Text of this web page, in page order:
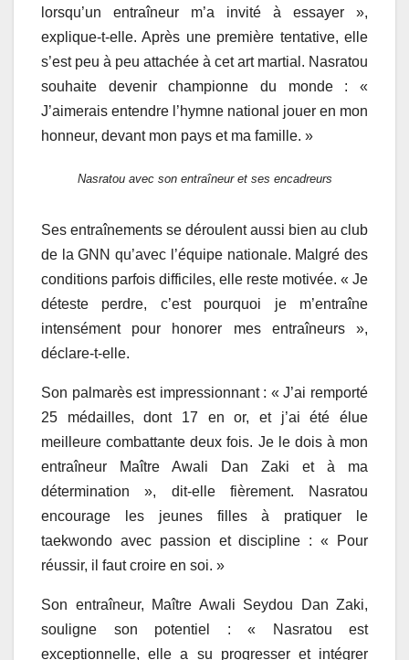
lorsqu’un entraîneur m’a invité à essayer »,
explique-t-elle. Après une première tentative, elle
s’est peu à peu attachée à cet art martial. Nasratou
souhaite devenir championne du monde : «
J’aimerais entendre l’hymne national jouer en mon
honneur, devant mon pays et ma famille. »
Nasratou avec son entraîneur et ses encadreurs
Ses entraînements se déroulent aussi bien au club
de la GNN qu’avec l’équipe nationale. Malgré des
conditions parfois difficiles, elle reste motivée. « Je
déteste perdre, c’est pourquoi je m’entraîne
intensément pour honorer mes entraîneurs »,
déclare-t-elle.
Son palmarès est impressionnant : « J’ai remporté
25 médailles, dont 17 en or, et j’ai été élue
meilleure combattante deux fois. Je le dois à mon
entraîneur Maître Awali Dan Zaki et à ma
détermination », dit-elle fièrement. Nasratou
encourage les jeunes filles à pratiquer le
taekwondo avec passion et discipline : « Pour
réussir, il faut croire en soi. »
Son entraîneur, Maître Awali Seydou Dan Zaki,
souligne son potentiel : « Nasratou est
exceptionnelle, elle a su progresser et intégrer